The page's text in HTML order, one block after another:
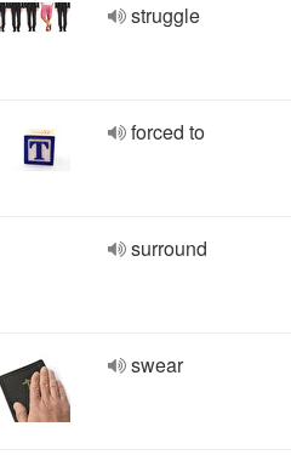
struggle
forced to
surround
swear